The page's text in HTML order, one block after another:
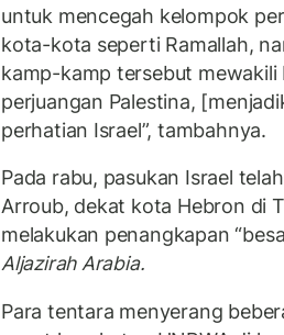
untuk mencegah kelompok
kota-kota seperti Ramallah,
kamp-kamp tersebut
perjuangan Palestina,
perhatian Israel”, tambahnya.
Pada rabu, pasukan Israel
Arroub, dekat kota Hebron di
melakukan penangkapan
Aljazirah Arabia.
Para tentara menyerang